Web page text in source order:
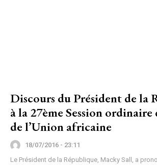
Discours du Président de la
à la 27ème Session
de l’Union africaine
18/07/2016 - 23:11
Le Président de la République, Macky Sall, a